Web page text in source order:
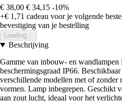
€ 38,00 € 34,15 -10%
+€ 1,71 cadeau voor je volgende
bevestiging van je bestelling
Loading...
Beschrijving
Gamme van inbouw- en
beschermingsgraad IP66.
verschillende modellen met of zonder
vormen. Lamp inbegrepen. Geschikt
aan zout lucht, ideaal voor het